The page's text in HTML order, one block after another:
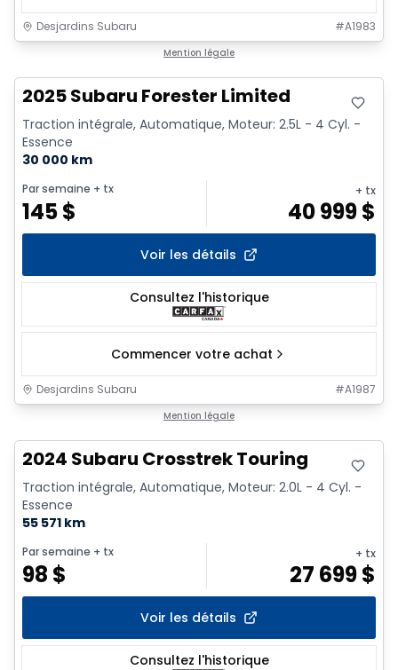
Desjardins Subaru #A1983
Mention légale
2025 Subaru Forester Limited
Traction intégrale, Automatique, Moteur: 2.5L - 4 Cyl. -
Essence
30 000 km
Par semaine + tx
145$
+ tx
40 999$
Voir les détails
Consultez l'historique
Commencer votre achat
Desjardins Subaru #A1987
Mention légale
2024 Subaru Crosstrek Touring
Traction intégrale, Automatique, Moteur: 2.0L - 4 Cyl. -
Essence
55 571 km
Par semaine + tx
98 $
+ tx
27 699$
Voir les détails
Consultez l'historique